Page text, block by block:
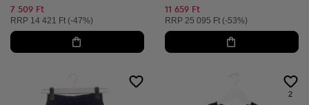
7 509 Ft
Ajánlott ár:
RRP 14 421 Ft (-47%)
11 659 Ft
Ajánlott ár:
RRP 25 095 Ft (-53%)
2